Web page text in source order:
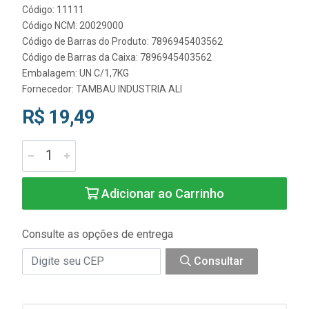
Código: 11111
Código NCM: 20029000
Código de Barras do Produto: 7896945403562
Código de Barras da Caixa: 7896945403562
Embalagem: UN C/1,7KG
Fornecedor: TAMBAU INDUSTRIA ALI
R$ 19,49
Adicionar ao Carrinho
Consulte as opções de entrega
Consultar